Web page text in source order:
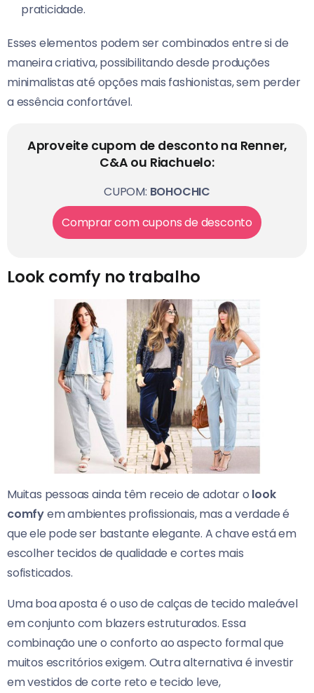
praticidade.
Esses elementos podem ser combinados entre si de
maneira criativa, possibilitando desde produções
minimalistas até opções mais fashionistas, sem perder
a essência confortável.
Aproveite cupom de desconto na Renner,
C&A ou Riachuelo:
CUPOM: BOHOCHIC
Comprar com cupons de desconto
Look comfy no trabalho
Muitas pessoas ainda têm receio de adotar o look
comfyem ambientes profissionais, mas a verdade é
que ele pode ser bastante elegante. A chave está em
escolher tecidos de qualidade e cortes mais
sofisticados.
Uma boa aposta é o uso de calças de tecido maleável
em conjunto com blazers estruturados. Essa
combinação une o conforto ao aspecto formal que
muitos escritórios exigem. Outra alternativa é investir
em vestidos de corte reto e tecido leve,